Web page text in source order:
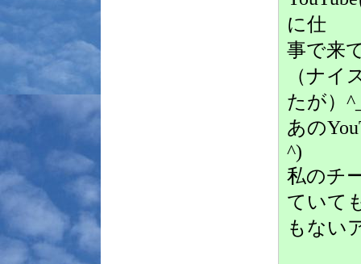
に仕
事で来
（ナ
たが）
あの
^)
私のチ
ていて
もない